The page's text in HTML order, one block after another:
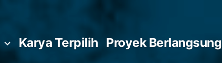
Karya Terpilih Proyek Berlangsung